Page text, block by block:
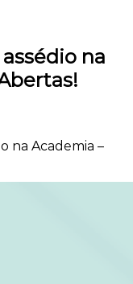
na
na Academia –